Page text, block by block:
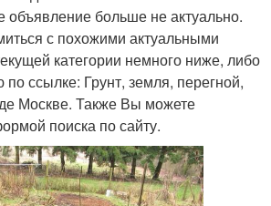
больше не актуально.
с похожими актуальными
категории немного ниже, либо
по ссылке: Грунт, земля, перегной,
Москве. Также Вы можете
поиска по сайту.